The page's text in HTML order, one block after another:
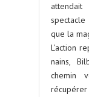
que la
L’action
nains,
chemin